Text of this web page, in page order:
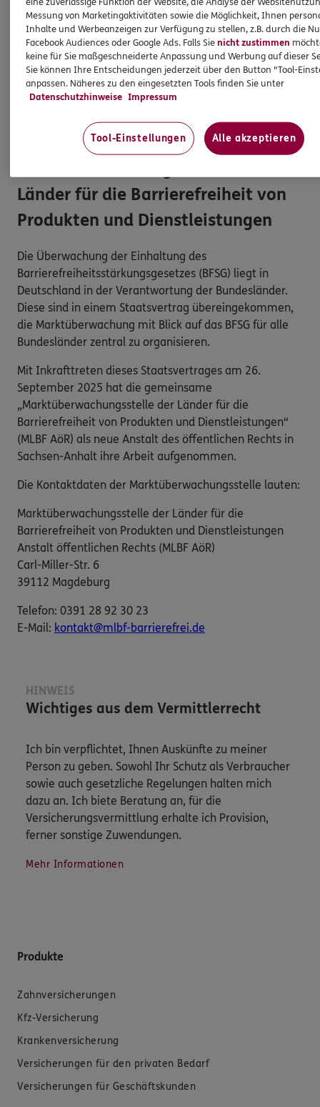
Hinweis auf den Text oder Service, der Ihnen
Schwierigkeiten bereitet hat, an:
barriere.melden@ergo.de
Bitte senden Sie an diese E-Mail-Adresse nur
Anmerkungen zum Thema „Barrierefreiheit“und
keine Daten oder Informationen zu Ihrem
persönlichen Versicherungsschutz.
Länder für die Barrierefreiheit von
Produkten und Dienstleistungen
Die Überwachung der Einhaltung des
Barrierefreiheitsstärkungsgesetzes (BFSG) liegt in
Deutschland in der Verantwortung der Bundesländer.
Diese sind in einem Staatsvertrag übereingekommen,
die Marktüberwachung mit Blick auf das BFSG für alle
Bundesländer zentral zu organisieren.
Mit Inkrafttreten dieses Staatsvertrages am 26.
September 2025 hat die gemeinsame
„Marktüberwachungsstelle der Länder für die
Barrierefreiheit von Produkten und Dienstleistungen“
(MLBF AöR) als neue Anstalt des öffentlichen Rechts in
Sachsen-Anhalt ihre Arbeit aufgenommen.
Die Kontaktdaten der Marktüberwachungsstelle lauten:
Marktüberwachungsstelle der Länder für die
Barrierefreiheit von Produkten und Dienstleistungen
Anstalt öffentlichen Rechts (MLBF AöR)
Carl-Miller-Str. 6
39112 Magdeburg
Telefon: 0391 28 92 30 23
E-​Mail: kontakt@mlbf-barrierefrei.de
HINWEIS
Wichtiges aus dem Vermittlerrecht
Ich bin verpflichtet, Ihnen Auskünfte zu meiner
Person zu geben. Sowohl Ihr Schutz als Verbraucher
sowie auch gesetzliche Regelungen halten mich
dazu an. Ich biete Beratung an, für die
Versicherungsvermittlung erhalte ich Provision,
ferner sonstige Zuwendungen.
Mehr Informationen
Produkte
Zahnversicherungen
Kfz-Versicherung
Krankenversicherung
Versicherungen für den privaten Bedarf
Versicherungen für Geschäftskunden
Messung von Marketingaktivitäten sowie die Möglichkeit, Ihnen
Inhalte und Werbeanzeigen zur Verfügung zu stellen, z.B. durch die
Facebook Audiences oder Google Ads. Falls Sienicht zustimmen
keine für Sie maßgeschneiderte Anpassung und Werbung auf dieser
Sie können Ihre Entscheidungen jederzeit über den Button "Tool-
anpassen. Näheres zu den eingesetzten Tools finden Sie unter
Datenschutzhinweise Impressum
Tool-Einstellungen Alle akzeptieren